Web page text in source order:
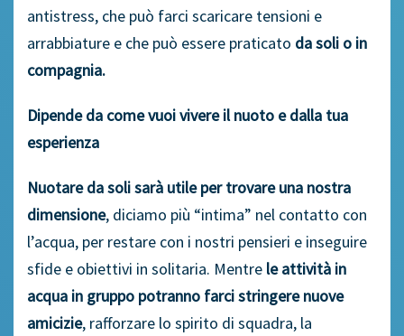
antistress, che può farci scaricare tensioni e
arrabbiature e che può essere praticato da soli o in
compagnia.
Dipende da come vuoi vivere il nuoto e dalla tua
esperienza
Nuotare da soli sarà utile per trovare una nostra
dimensione, diciamo più “intima” nel contatto con
l’acqua, per restare con i nostri pensieri e inseguire
sfide e obiettivi in solitaria. Mentre le attività in
acqua in gruppo potranno farci stringere nuove
amicizie, rafforzare lo spirito di squadra, la